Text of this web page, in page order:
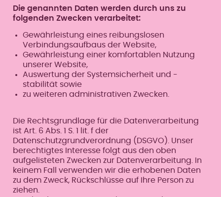
Die genannten Daten werden durch uns zu
folgenden Zwecken verarbeitet:
Gewährleistung eines reibungslosen
Verbindungsaufbaus der Website,
Gewährleistung einer komfortablen Nutzung
unserer Website,
Auswertung der Systemsicherheit und -
stabilität sowie
zu weiteren administrativen Zwecken.
Die Rechtsgrundlage für die Datenverarbeitung
ist Art. 6 Abs. 1 S. 1 lit. f der
Datenschutzgrundverordnung (DSGVO). Unser
berechtigtes Interesse folgt aus den oben
aufgelisteten Zwecken zur Datenverarbeitung. In
keinem Fall verwenden wir die erhobenen Daten
zu dem Zweck, Rückschlüsse auf Ihre Person zu
ziehen.